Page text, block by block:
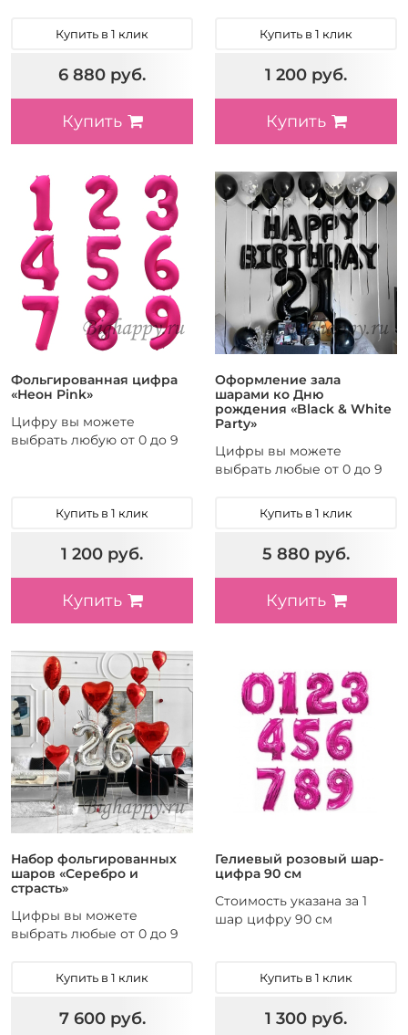
Купить в 1 клик
6 880 руб.
Купить
Купить в 1 клик
1 200 руб.
Купить
Фольгированная цифра
«Неон Pink»
Цифру вы можете
выбрать любую от 0 до 9
Купить в 1 клик
1 200 руб.
Купить
Оформление зала
шарами ко Дню
рождения «Black & White
Party»
Цифры вы можете
выбрать любые от 0 до 9
Купить в 1 клик
5 880 руб.
Купить
Набор фольгированных
шаров «Серебро и
страсть»
Цифры вы можете
выбрать любые от 0 до 9
Купить в 1 клик
7 600 руб.
Гелиевый розовый шар-
цифра 90 см
Стоимость указана за 1
шар цифру 90 см
Купить в 1 клик
1 300 руб.